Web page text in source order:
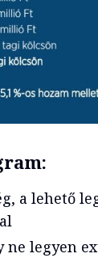
a lehető
ne legyen